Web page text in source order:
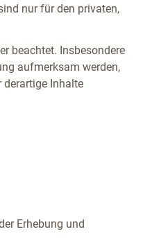
nur für den privaten,
beachtet. Insbesondere
aufmerksam werden,
derartige Inhalte
Erhebung und